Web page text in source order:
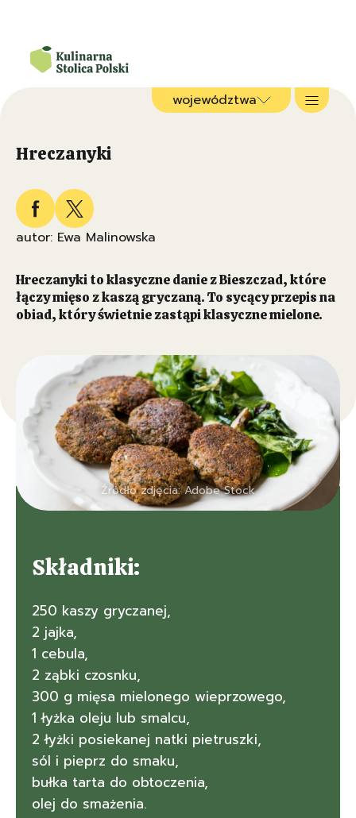
województwa
Hreczanyki
autor: Ewa Malinowska
Hreczanyki to klasyczne danie z Bieszczad, które
łączy mięso z kaszą gryczaną. To sycący przepis na
obiad, który świetnie zastąpi klasyczne mielone.
Źródło zdjęcia: Adobe Stock
Składniki:
250 kaszy gryczanej,
2 jajka,
1 cebula,
2 ząbki czosnku,
300 g mięsa mielonego wieprzowego,
1 łyżka oleju lub smalcu,
2 łyżki posiekanej natki pietruszki,
sól i pieprz do smaku,
bułka tarta do obtoczenia,
olej do smażenia.